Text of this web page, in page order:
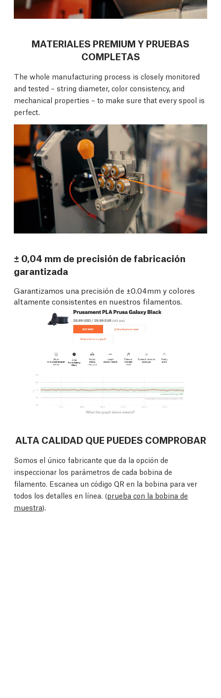
MATERIALES PREMIUM Y PRUEBAS
COMPLETAS
The whole manufacturing process is closely monitored
and tested – string diameter, color consistency, and
mechanical properties – to make sure that every spool is
perfect.
± 0,04 mm de precisión de fabricación
garantizada
Garantizamos una precisión de ±0.04mm y colores
altamente consistentes en nuestros filamentos.
ALTA CALIDAD QUE PUEDES COMPROBAR
Somos el único fabricante que da la opción de
inspeccionar los parámetros de cada bobina de
filamento. Escanea un código QR en la bobina para ver
todos los detalles en línea. (prueba con la bobina de
muestra).